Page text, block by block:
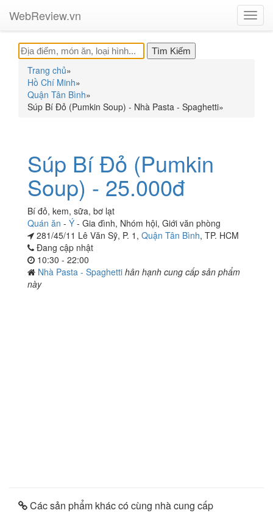
WebReview.vn
Trang chủ»
Hồ Chí Minh»
Quận Tân Bình»
Súp Bí Đỏ (Pumkin Soup) - Nhà Pasta - Spaghetti»
Súp Bí Đỏ (Pumkin
Soup) - 25.000đ
Bí đỏ, kem, sữa, bơ lạt
Quán ăn - Ý - Gia đình, Nhóm hội, Giới văn phòng
281/45/11 Lê Văn Sỹ, P. 1, Quận Tân Bình, TP. HCM
Đang cập nhật
10:30 - 22:00
Nhà Pasta - Spaghetti hân hạnh cung cấp sản phẩm
này
Các sản phẩm khác có cùng nhà cung cấp